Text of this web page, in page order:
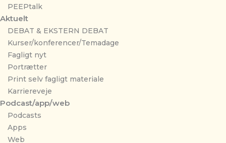
PEEPtalk
Aktuelt
DEBAT & EKSTERN DEBAT
Kurser/konferencer/Temadage
Fagligt nyt
Portrætter
Print selv fagligt materiale
Karriereveje
Podcast/app/web
Podcasts
Apps
Web